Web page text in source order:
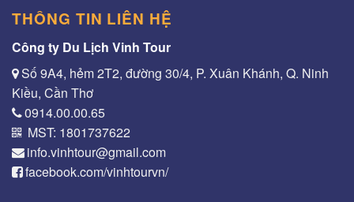
THÔNG TIN LIÊN HỆ
Công ty Du Lịch Vinh Tour
Số 9A4, hẻm 2T2, đường 30/4, P. Xuân Khánh, Q. Ninh
Kiều, Cần Thơ
0914.00.00.65
MST: 1801737622
info.vinhtour@gmail.com
facebook.com/vinhtourvn/